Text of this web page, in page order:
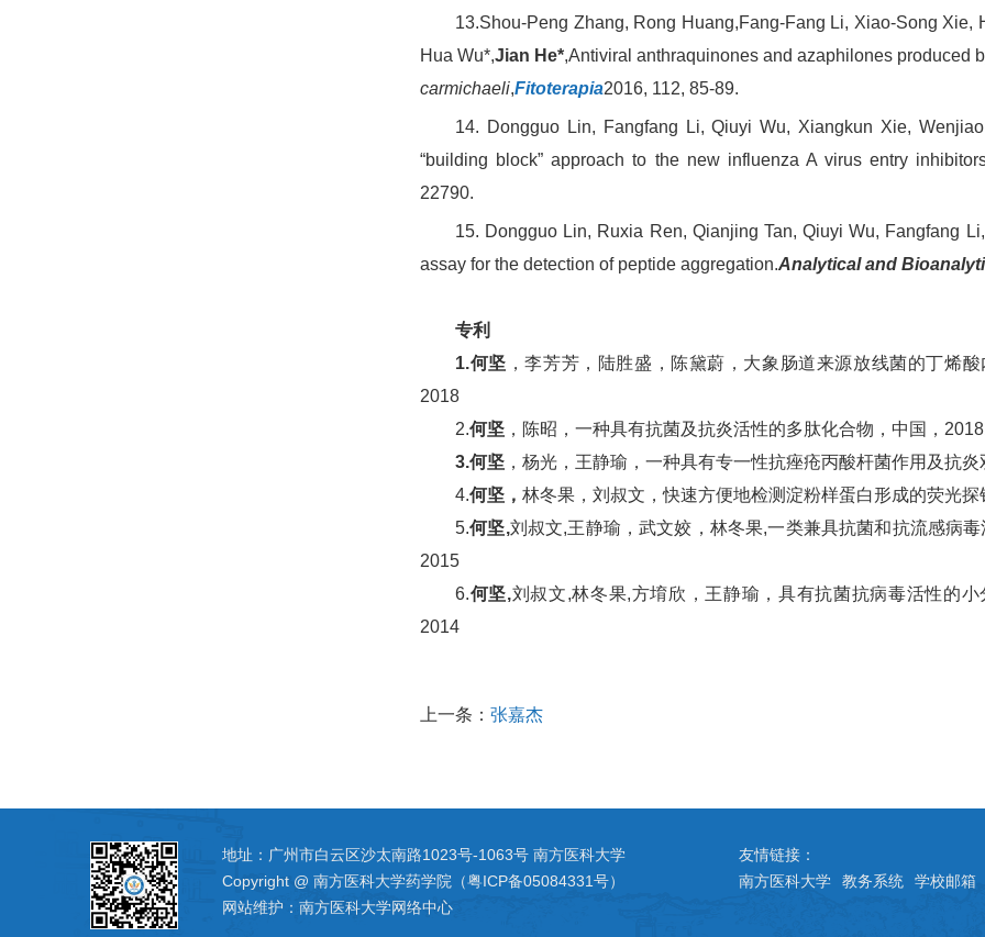
13.Shou-Peng Zhang, Rong Huang,Fang-Fang Li, Xiao-Song Xie,
Hua Wu*,Jian He*,Antiviral anthraquinones and azaphilones produced
carmichaeli,Fitoterapia2016, 112, 85-89.
14. Dongguo Lin, Fangfang Li, Qiuyi Wu, Xiangkun Xie,
“building block” approach to the new influenza A virus entry
22790.
15. Dongguo Lin, Ruxia Ren, Qianjing Tan, Qiuyi Wu, Fangfang
assay for the detection of peptide aggregation.Analytical and
专利
1.何坚 ，李芳芳，陆胜盛，陈黛蔚，大象肠道来源放线菌的丁烯
2018
2.何坚 ，陈昭，一种具有抗菌及抗炎活性的多肽化合物，中国，
3.何坚 ，杨光，王静瑜，一种具有专一性抗痤疮丙酸杆菌作用及抗
4.何坚， 林冬果，刘叔文，快速方便地检测淀粉样蛋白形成的荧光
5.何坚,刘叔文,王静瑜，武文姣，林冬果,一类兼具抗菌和抗流感病
2015
6.何坚,刘叔文,林冬果,方堉欣，王静瑜，具有抗菌抗病毒活性的
2014
上一条： 张嘉杰
地址：广州市白云区沙太南路1023号-1063号 南方医科大学
Copyright @ 南方医科大学药学院（粤ICP备05084331号）
网站维护：南方医科大学网络中心
友情链接：
南方医科大学
教务系统 学校邮箱